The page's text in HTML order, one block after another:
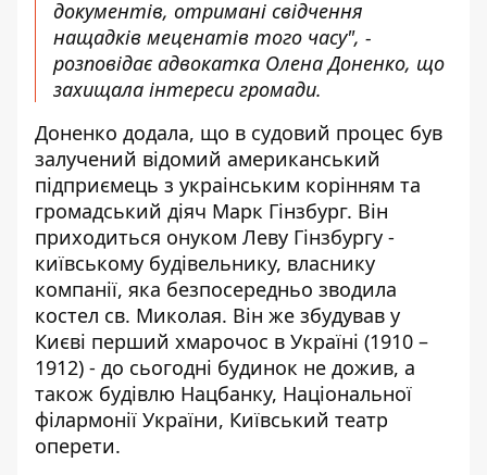
документів, отримані свідчення
нащадків меценатів того часу", -
розповідає адвокатка Олена Доненко, що
захищала інтереси громади.
Доненко додала, що в судовий процес був
залучений відомий американський
підприємець з украінським корінням та
громадський діяч Марк Гінзбург. Він
приходиться онуком Леву Гінзбургу -
київському будівельнику, власнику
компанії, яка безпосередньо зводила
костел св. Миколая. Він же збудував у
Києві перший хмарочос в Україні (1910 –
1912) - до сьогодні будинок не дожив, а
також будівлю Нацбанку, Національної
філармонії України, Київський театр
оперети.